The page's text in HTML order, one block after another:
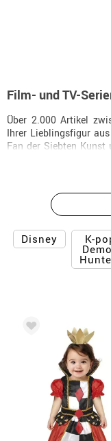
Film- und TV-
Über 2.000 Artikel
Ihrer Lieblingsfigur
Fan der Siebten
Mottoparty kaufen?
Meilenstein im Leben
können Sie ihre
Disney K-